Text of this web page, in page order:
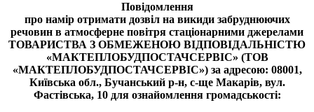
Повідомлення
про намір отримати дозвіл на викиди забруднюючих
речовин в атмосферне повітря стаціонарними джерелами
ТОВАРИСТВА З ОБМЕЖЕНОЮ ВІДПОВІДАЛЬНІСТЮ
«МАКТЕПЛОБУДПОСТАЧСЕРВІС» (ТОВ
«МАКТЕПЛОБУДПОСТАЧСЕРВІС») за адресою: 08001,
Київська обл., Бучанський р-н, с-ще Макарів, вул.
Фастівська, 10 для ознайомлення громадськості: